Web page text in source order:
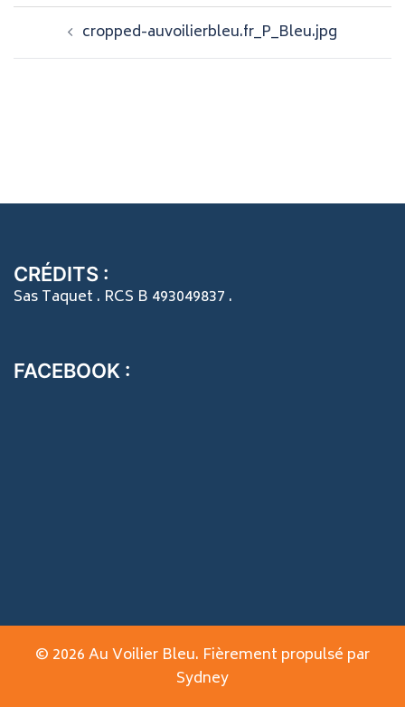
d’articlecropped-auvoilierbleu.fr_P_Bleu.jpg
CRÉDITS :
Sas Taquet . RCS B 493049837 .
FACEBOOK :
© 2026 Au Voilier Bleu. Fièrement propulsé par
Sydney